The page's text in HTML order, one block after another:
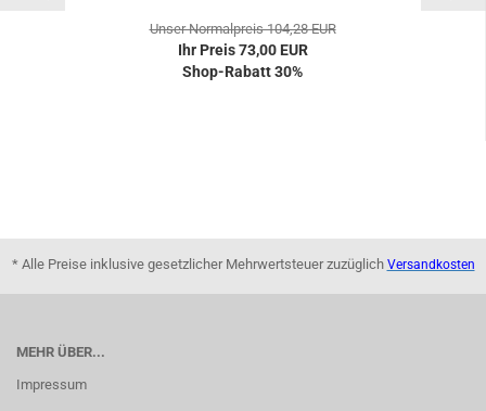
Unser Normalpreis 104,28 EUR
Ihr Preis 73,00 EUR
Shop-Rabatt 30%
* Alle Preise inklusive gesetzlicher Mehrwertsteuer zuzüglich Versandkosten
MEHR ÜBER...
Impressum